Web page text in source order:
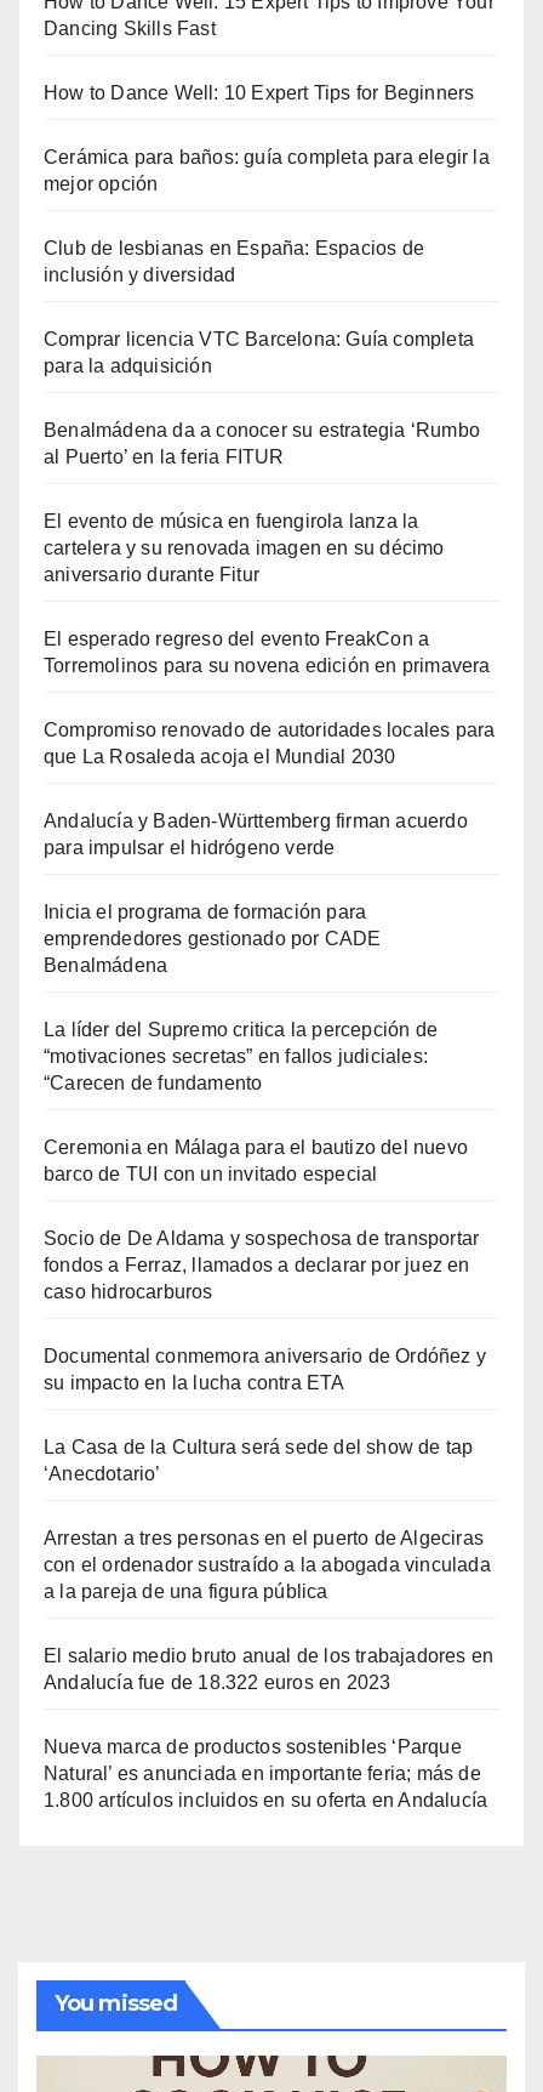
Dancing Skills Fast
How to Dance Well: 10 Expert Tips for Beginners
Cerámica para baños: guía completa para elegir la
mejor opción
Club de lesbianas en España: Espacios de
inclusión y diversidad
Comprar licencia VTC Barcelona: Guía completa
para la adquisición
Benalmádena da a conocer su estrategia ‘Rumbo
al Puerto’ en la feria FITUR
El evento de música en fuengirola lanza la
cartelera y su renovada imagen en su décimo
aniversario durante Fitur
El esperado regreso del evento FreakCon a
Torremolinos para su novena edición en primavera
Compromiso renovado de autoridades locales para
que La Rosaleda acoja el Mundial 2030
Andalucía y Baden-Württemberg firman acuerdo
para impulsar el hidrógeno verde
Inicia el programa de formación para
emprendedores gestionado por CADE
Benalmádena
La líder del Supremo critica la percepción de
“motivaciones secretas” en fallos judiciales:
“Carecen de fundamento
Ceremonia en Málaga para el bautizo del nuevo
barco de TUI con un invitado especial
Socio de De Aldama y sospechosa de transportar
fondos a Ferraz, llamados a declarar por juez en
caso hidrocarburos
Documental conmemora aniversario de Ordóñez y
su impacto en la lucha contra ETA
La Casa de la Cultura será sede del show de tap
‘Anecdotario’
Arrestan a tres personas en el puerto de Algeciras
con el ordenador sustraído a la abogada vinculada
a la pareja de una figura pública
El salario medio bruto anual de los trabajadores en
Andalucía fue de 18.322 euros en 2023
Nueva marca de productos sostenibles ‘Parque
Natural’ es anunciada en importante feria; más de
1.800 artículos incluidos en su oferta en Andalucía
You missed